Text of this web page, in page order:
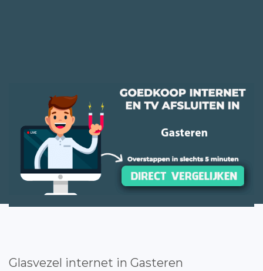
Glasvezel internet in Gasteren